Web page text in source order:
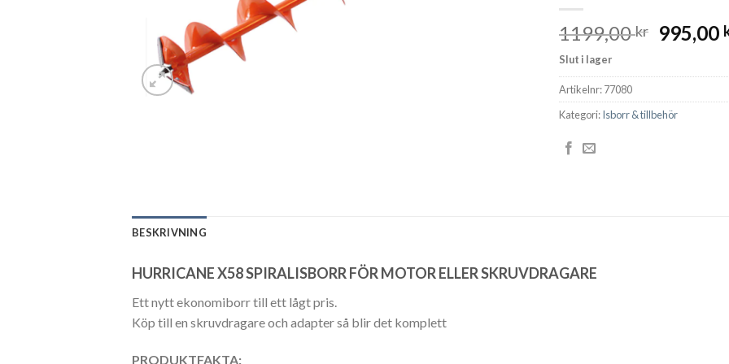
1199,00kr
Det
priset
995,00
Slut i lager
Artikelnr:77080
Kategori:Isborr & tillbehör
BESKRIVNING
HURRICANE X58 SPIRALISBORR FÖR MOTOR ELLER SKRUVDRAGARE
Ett nytt ekonomiborr till ett lågt pris.
Köp till en skruvdragare och adapter så blir det komplett
PRODUKTFAKTA: